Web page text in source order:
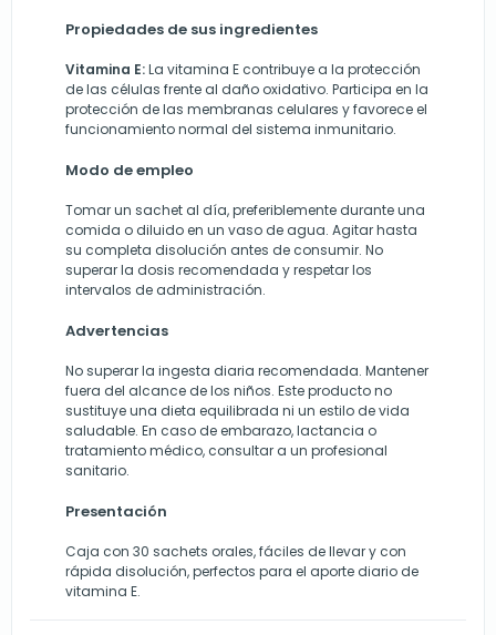
Propiedades de sus ingredientes
Vitamina E:La vitamina E contribuye a la protección
de las células frente al daño oxidativo. Participa en la
protección de las membranas celulares y favorece el
funcionamiento normal del sistema inmunitario.
Modo de empleo
Tomar un sachet al día, preferiblemente durante una
comida o diluido en un vaso de agua. Agitar hasta
su completa disolución antes de consumir. No
superar la dosis recomendada y respetar los
intervalos de administración.
Advertencias
No superar la ingesta diaria recomendada. Mantener
fuera del alcance de los niños. Este producto no
sustituye una dieta equilibrada ni un estilo de vida
saludable. En caso de embarazo, lactancia o
tratamiento médico, consultar a un profesional
sanitario.
Presentación
Caja con 30 sachets orales, fáciles de llevar y con
rápida disolución, perfectos para el aporte diario de
vitamina E.